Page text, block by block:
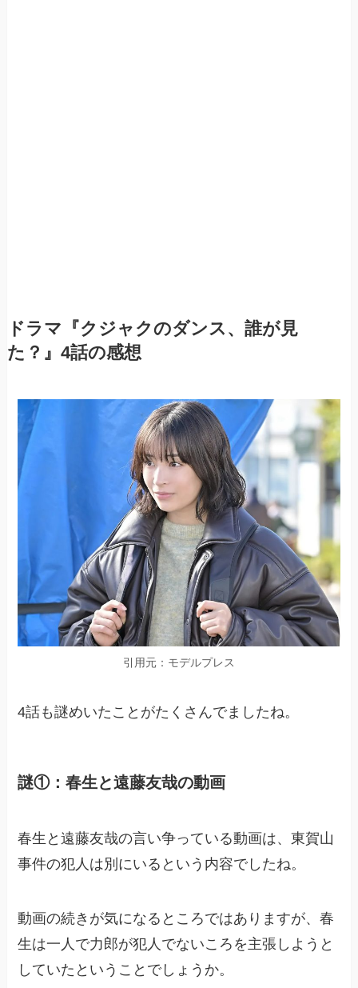
ドラマ『クジャクのダンス、誰が見
た？』4話の感想
引用元：モデルプレス
4話も謎めいたことがたくさんでましたね。
謎①：春生と遠藤友哉の動画
春生と遠藤友哉の言い争っている動画は、東賀山
事件の犯人は別にいるという内容でしたね。
動画の続きが気になるところではありますが、春
生は一人で力郎が犯人でないころを主張しようと
していたということでしょうか。